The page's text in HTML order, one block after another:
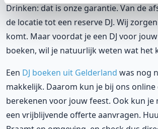
Drinken: dat is onze garantie. Van de
de locatie tot een reserve DJ. Wij
komt. Maar voordat je een DJ voor
boeken, wil je natuurlijk weten wat het
Een DJ boeken uit Gelderland was nog
makkelijk. Daarom kun je bij ons online
berekenen voor jouw feest. Ook kun je
een vrijblijvende offerte aanvragen.